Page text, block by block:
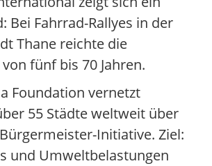
Bei Fahrrad-Rallyes in der
Thane reichte die
fünf bis 70 Jahren.
Foundation vernetzt
55 Städte weltweit über
Initiative. Ziel:
und Umweltbelastungen